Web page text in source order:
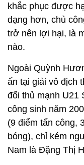
khắc phục được
dạng hơn, chủ
trở nên lợi hại, là
nào.
Ngoài Quỳnh
ấn tại giải vô địch
đối thủ mạnh U21
công sinh năm
(9 điểm tấn công,
bóng), chỉ kém
Nam là Đặng Thị